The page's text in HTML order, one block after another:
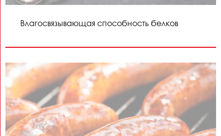
Влагосвязывающая способность белков